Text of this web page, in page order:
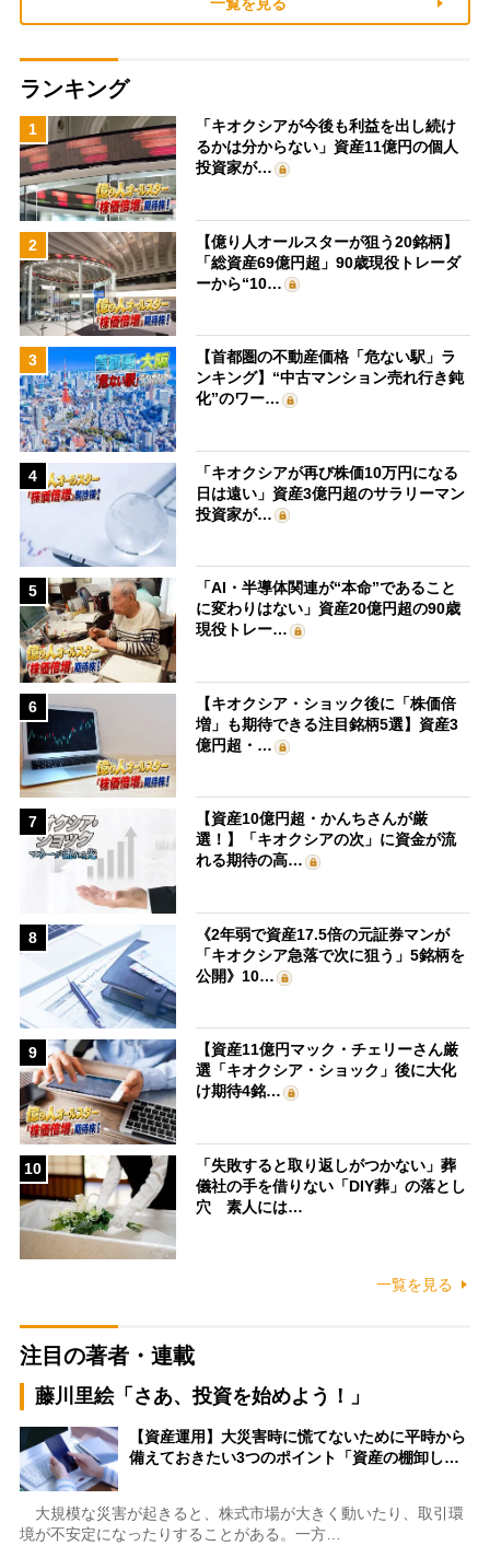
ランキング
1
「キオクシアが今後も利益を出し続け
るかは分からない」資産11億円の個人
投資家が…
2
【億り人オールスターが狙う20銘柄】
「総資産69億円超」90歳現役トレーダ
ーから“10…
3
【首都圏の不動産価格「危ない駅」ラ
ンキング】“中古マンション売れ行き鈍
化”のワー…
4
「キオクシアが再び株価10万円になる
日は遠い」資産3億円超のサラリーマン
投資家が…
5
「AI・半導体関連が“本命”であること
に変わりはない」資産20億円超の90歳
現役トレー…
6
【キオクシア・ショック後に「株価倍
増」も期待できる注目銘柄5選】資産3
億円超・…
7
【資産10億円超・かんちさんが厳
選！】「キオクシアの次」に資金が流
れる期待の高…
8
《2年弱で資産17.5倍の元証券マンが
「キオクシア急落で次に狙う」5銘柄を
公開》10…
9
【資産11億円マック・チェリーさん厳
選「キオクシア・ショック」後に大化
け期待4銘…
10
「失敗すると取り返しがつかない」葬
儀社の手を借りない「DIY葬」の落とし
穴 素人には…
一覧を見る
注目の著者・連載
藤川里絵「さあ、投資を始めよう！」
【資産運用】大災害時に慌てないために平時から
備えておきたい3つのポイント「資産の棚卸し…
大規模な災害が起きると、株式市場が大きく動いたり、取引環
境が不安定になったりすることがある。一方…